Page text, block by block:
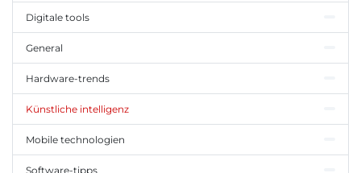
Digitale tools
General
Hardware-trends
Künstliche intelligenz
Mobile technologien
Software-tipps